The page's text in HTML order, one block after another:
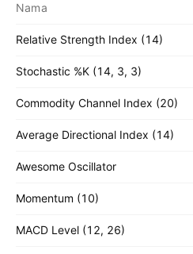
Nama
Relative Strength Index (14)
Stochastic %K (14, 3, 3)
Commodity Channel Index (20)
Average Directional Index (14)
Awesome Oscillator
Momentum (10)
MACD Level (12, 26)